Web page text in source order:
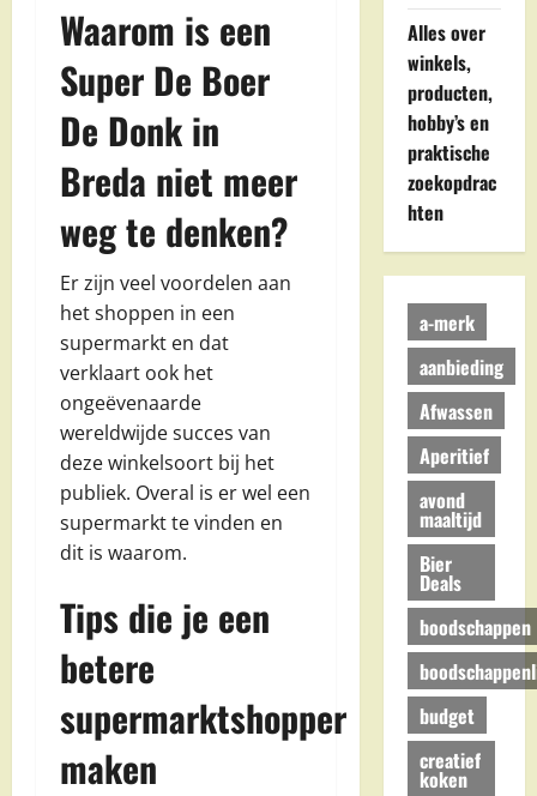
Waarom is een
Super De Boer
De Donk in
Breda niet meer
weg te denken?
Er zijn veel voordelen aan
het shoppen in een
supermarkt en dat
verklaart ook het
ongeëvenaarde
wereldwijde succes van
deze winkelsoort bij het
publiek. Overal is er wel een
supermarkt te vinden en
dit is waarom.
Tips die je een
betere
supermarktshopper
maken
Alles over
winkels,
producten,
hobby’s en
praktische
zoekopdrac
hten
a-merk
aanbieding
Afwassen
Aperitief
avond
maaltijd
Bier
Deals
boodschappen
budget
creatief
koken